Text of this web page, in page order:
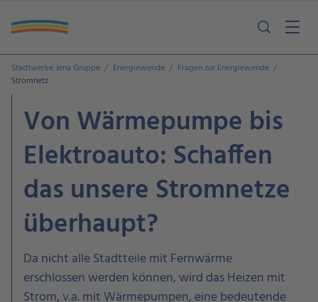
Stadtwerke Jena Gruppe Energiewende
Fragen zur Energiewende
Stromnetz
Von Wärmepumpe bis
Elektroauto: Schaffen
das unsere Stromnetze
überhaupt?
Da nicht alle Stadtteile mit Fernwärme
erschlossen werden können, wird das Heizen mit
Strom, v.a. mit Wärmepumpen, eine bedeutende